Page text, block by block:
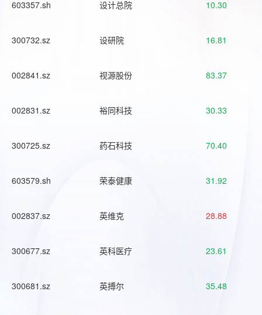
603357.sh 设计总院 10.30
300732.sz 设研院 16.81
002841.sz 视源股份 83.37
002831.sz 裕同科技 30.33
300725.sz 药石科技 70.40
603579.sh 荣泰健康 31.92
002837.sz 英维克 28.88
300677.sz 英科医疗 23.61
300681.sz 英搏尔 35.48